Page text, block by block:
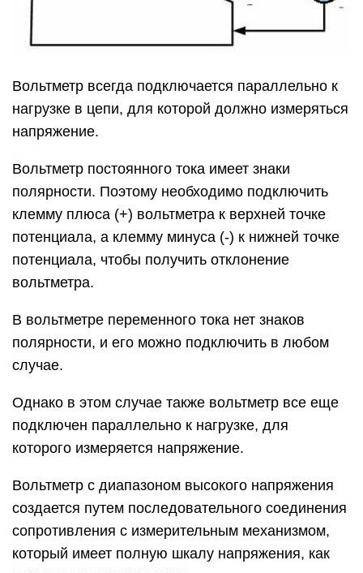
Вольтметр всегда подключается параллельно к
нагрузке в цепи, для которой должно измеряться
напряжение.
Вольтметр постоянного тока имеет знаки
полярности. Поэтому необходимо подключить
клемму плюса (+) вольтметра к верхней точке
потенциала, а клемму минуса (-) к нижней точке
потенциала, чтобы получить отклонение
вольтметра.
В вольтметре переменного тока нет знаков
полярности, и его можно подключить в любом
случае.
Однако в этом случае также вольтметр все еще
подключен параллельно к нагрузке, для
которого измеряется напряжение.
Вольтметр с диапазоном высокого напряжения
создается путем последовательного соединения
сопротивления с измерительным механизмом,
который имеет полную шкалу напряжения, как